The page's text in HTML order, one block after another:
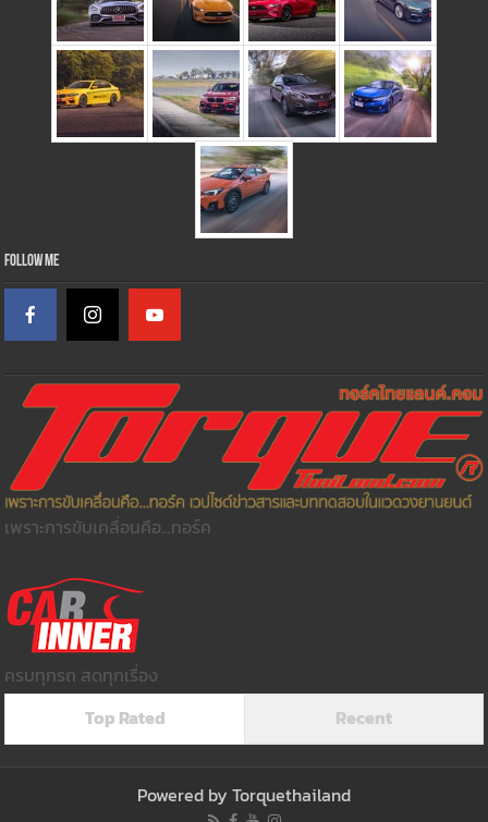
Follow Me
เพราะการขับเคลื่อนคือ...ทอร์ค
ครบทุกรถ สดทุกเรื่อง
Top Rated
Recent
Powered by Torquethailand